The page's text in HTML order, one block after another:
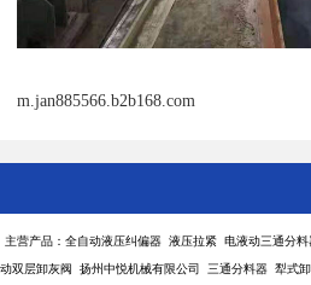
m.jan885566.b2b168.com
主营产品：全自动液压纠偏器 液压拉紧 电液动三通分
动双层卸灰阀 扬州中悦机械有限公司 三通分料器 犁式